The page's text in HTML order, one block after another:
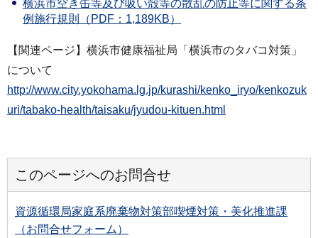
横浜市空き缶等及び吸い殻等の散乱の防止等に関する条
例施行規則（PDF：1,189KB）
【関連ページ】横浜市健康福祉局「横浜市のタバコ対策」
について
http://www.city.yokohama.lg.jp/kurashi/kenko_iryo/kenkozuk
uri/tabako-health/taisaku/jyudou-kituen.html
このページへのお問合せ
資源循環局家庭系廃棄物対策部喫煙対策・美化推進課
（お問合せフォーム）